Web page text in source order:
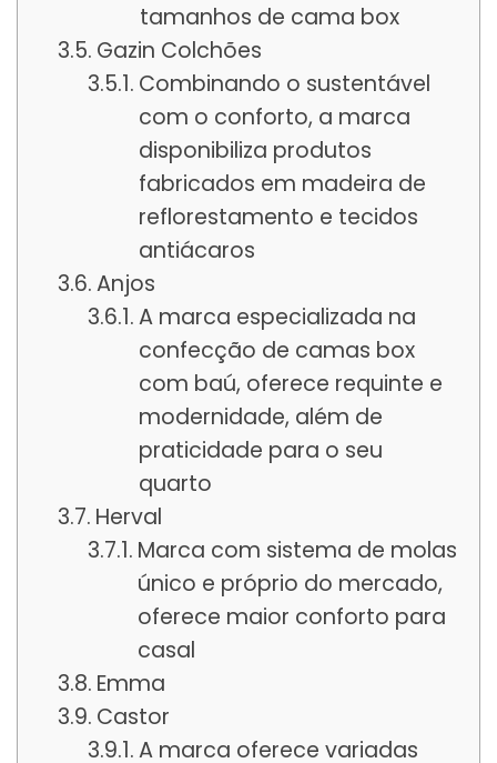
tamanhos de cama box
Gazin Colchões
Combinando o sustentável
com o conforto, a marca
disponibiliza produtos
fabricados em madeira de
reflorestamento e tecidos
antiácaros
Anjos
A marca especializada na
confecção de camas box
com baú, oferece requinte e
modernidade, além de
praticidade para o seu
quarto
Herval
Marca com sistema de molas
único e próprio do mercado,
oferece maior conforto para
casal
Emma
Castor
A marca oferece variadas